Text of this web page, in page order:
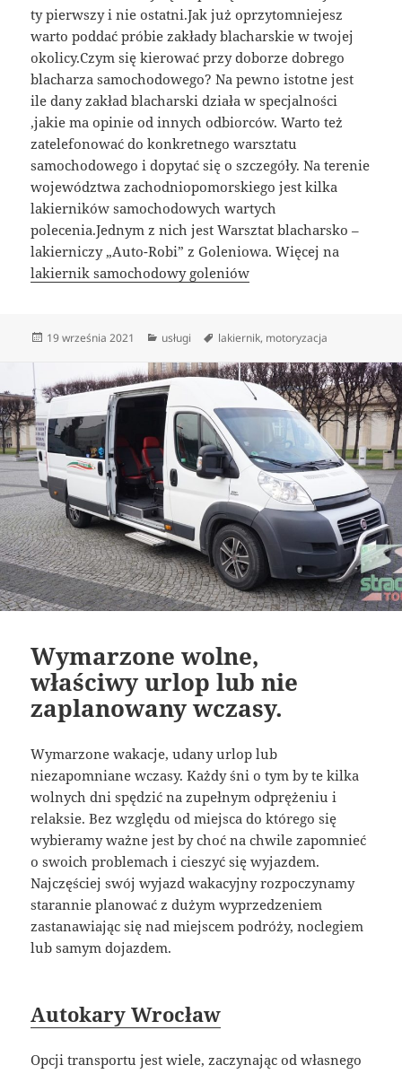
ty pierwszy i nie ostatni.Jak już oprzytomniejesz
warto poddać próbie zakłady blacharskie w twojej
okolicy.Czym się kierować przy doborze dobrego
blacharza samochodowego? Na pewno istotne jest
ile dany zakład blacharski działa w specjalności
,jakie ma opinie od innych odbiorców. Warto też
zatelefonować do konkretnego warsztatu
samochodowego i dopytać się o szczegóły. Na terenie
województwa zachodniopomorskiego jest kilka
lakierników samochodowych wartych
polecenia.Jednym z nich jest Warsztat blacharsko –
lakierniczy „Auto-Robi” z Goleniowa. Więcej na
lakiernik samochodowy goleniów
Data
19 września 2021 Kategorie
usługi Tagi
lakiernik, motoryzacja
Wymarzone wolne,
właściwy urlop lub nie
zaplanowany wczasy.
Wymarzone wakacje, udany urlop lub
niezapomniane wczasy. Każdy śni o tym by te kilka
wolnych dni spędzić na zupełnym odprężeniu i
relaksie. Bez względu od miejsca do którego się
wybieramy ważne jest by choć na chwile zapomnieć
o swoich problemach i cieszyć się wyjazdem.
Najczęściej swój wyjazd wakacyjny rozpoczynamy
starannie planować z dużym wyprzedzeniem
zastanawiając się nad miejscem podróży, noclegiem
lub samym dojazdem.
Autokary Wrocław
Opcji transportu jest wiele, zaczynając od własnego